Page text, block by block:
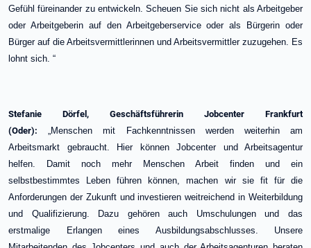
Gefühl füreinander zu entwickeln. Scheuen Sie sich nicht als Arbeitgeber
oder Arbeitgeberin auf den Arbeitgeberservice oder als Bürgerin oder
Bürger auf die Arbeitsvermittlerinnen und Arbeitsvermittler zuzugehen. Es
lohnt sich. “
Stefanie Dörfel, Geschäftsführerin Jobcenter Frankfurt
(Oder): „Menschen mit Fachkenntnissen werden weiterhin am
Arbeitsmarkt gebraucht. Hier können Jobcenter und Arbeitsagentur
helfen. Damit noch mehr Menschen Arbeit finden und ein
selbstbestimmtes Leben führen können, machen wir sie fit für die
Anforderungen der Zukunft und investieren weitreichend in Weiterbildung
und Qualifizierung. Dazu gehören auch Umschulungen und das
erstmalige Erlangen eines Ausbildungsabschlusses. Unsere